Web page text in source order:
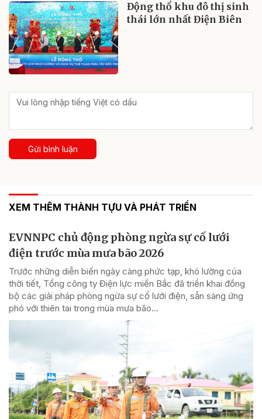
Động thổ khu đô thị sinh
thái lớn nhất Điện Biên
Gửi bình luận
XEM THÊM THÀNH TỰU VÀ PHÁT TRIỂN
EVNNPC chủ động phòng ngừa sự cố lưới
điện trước mùa mưa bão 2026
Trước những diễn biến ngày càng phức tạp, khó lường của
thời tiết, Tổng công ty Điện lực miền Bắc đã triển khai đồng
bộ các giải pháp phòng ngừa sự cố lưới điện, sẵn sàng ứng
phó với thiên tai trong mùa mưa bão...